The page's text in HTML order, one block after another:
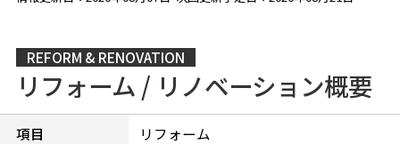
REFORM & RENOVATION
リフォーム / リノベーション概要
項目
リフォーム